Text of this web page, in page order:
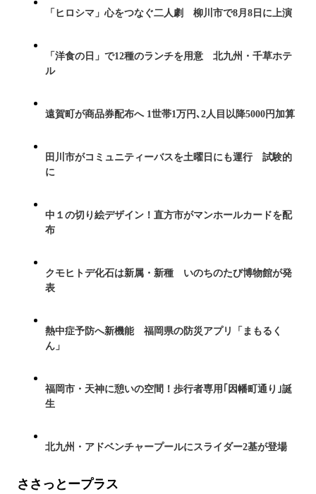
「ヒロシマ」心をつなぐ二人劇 柳川市で8月8日に上演
「洋食の日」で12種のランチを用意 北九州・千草ホテ
ル
遠賀町が商品券配布へ 1世帯1万円､2人目以降5000円加算
田川市がコミュニティーバスを土曜日にも運行 試験的
に
中１の切り絵デザイン！直方市がマンホールカードを配
布
クモヒトデ化石は新属・新種 いのちのたび博物館が発
表
熱中症予防へ新機能 福岡県の防災アプリ「まもるく
ん」
福岡市・天神に憩いの空間！歩行者専用｢因幡町通り｣誕
生
北九州・アドベンチャープールにスライダー2基が登場
ささっとープラス